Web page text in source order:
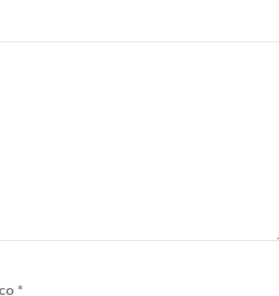
*